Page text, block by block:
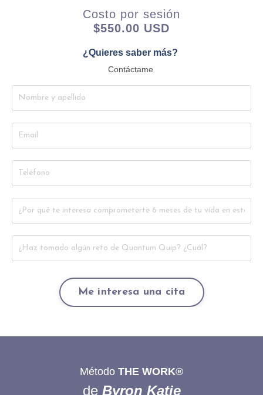
Costo por sesión
$550.00 USD
¿Quieres saber más?
Contáctame
Me interesa una cita
Método THE WORK®
deByron Katie